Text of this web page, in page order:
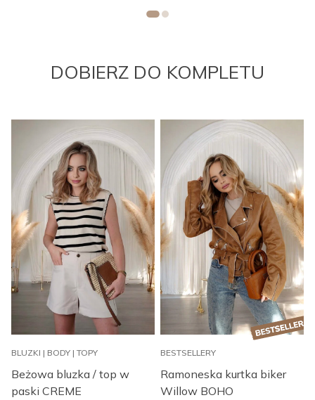
DOBIERZ DO KOMPLETU
BLUZKI | BODY | TOPY
Beżowa bluzka / top w
paski CREME
BESTSELLERY
Ramoneska kurtka biker
Willow BOHO